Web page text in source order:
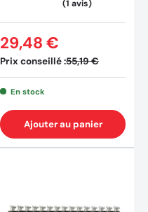
Prix conseillé :55,19 €
29,48 €
En stock
Ajouter au panier